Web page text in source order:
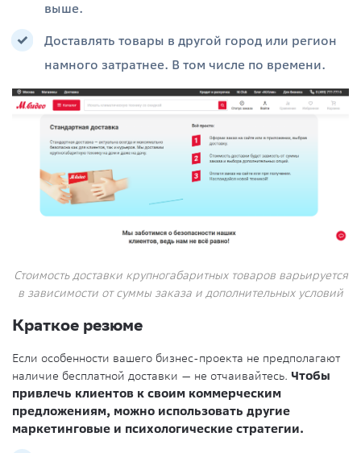
выше.
Доставлять товары в другой город или регион
намного затратнее. В том числе по времени.
Стоимость доставки крупногабаритных товаров варьируется
в зависимости от суммы заказа и дополнительных условий
Краткое резюме
Если особенности вашего бизнес-проекта не предполагают
наличие бесплатной доставки — не отчаивайтесь. Чтобы
привлечь клиентов к своим коммерческим
предложениям, можно использовать другие
маркетинговые и психологические стратегии.